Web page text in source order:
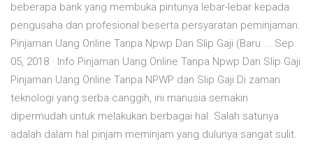
beberapa bank yang membuka pintunya lebar-lebar kepada
pengusaha dan profesional beserta persyaratan peminjaman.
Pinjaman Uang Online Tanpa Npwp Dan Slip Gaji (Baru ... Sep
05, 2018 · Info Pinjaman Uang Online Tanpa Npwp Dan Slip Gaji
Pinjaman Uang Online Tanpa NPWP dan Slip Gaji Di zaman
teknologi yang serba canggih, ini manusia semakin
dipermudah untuk melakukan berbagai hal. Salah satunya
adalah dalam hal pinjam meminjam yang dulunya sangat sulit.